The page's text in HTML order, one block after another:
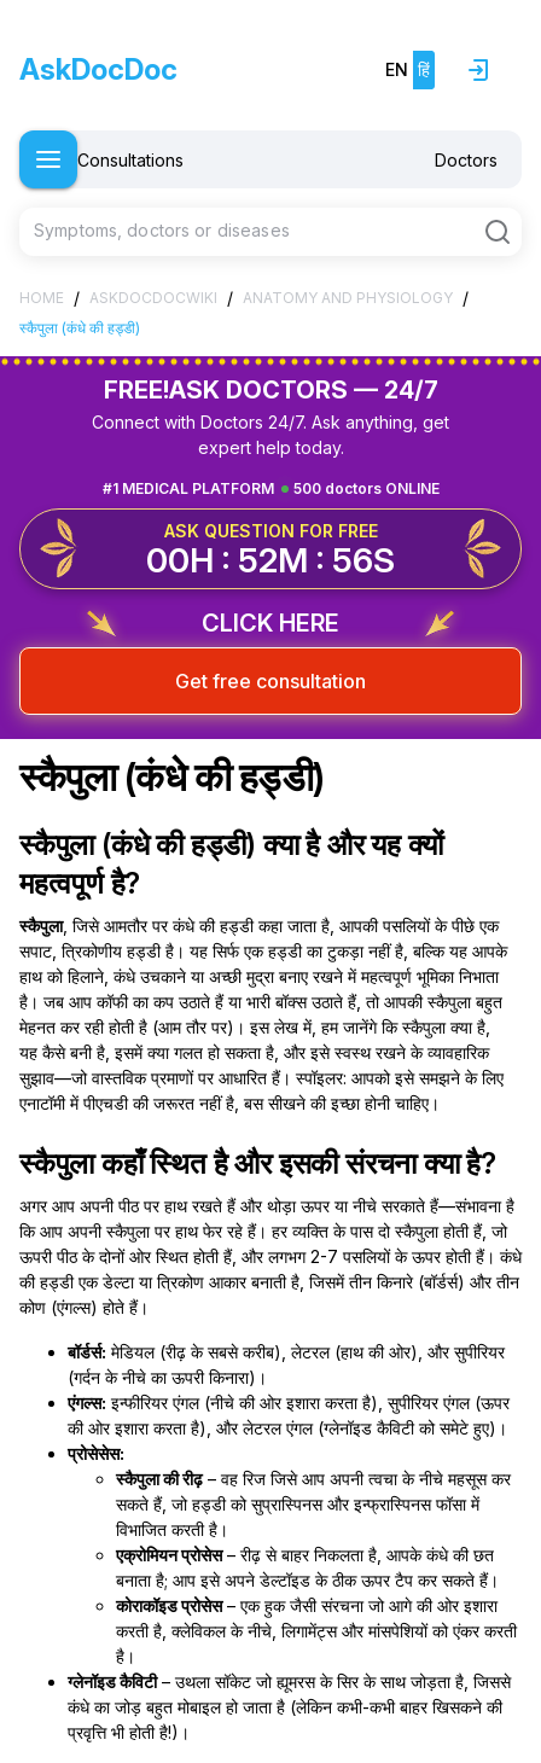
AskDocDoc EN हिं
Consultations Doctors
Symptoms, doctors or diseases
HOME / ASKDOCDOCWIKI / ANATOMY AND PHYSIOLOGY /
स्कैपुला (कंधे की हड्डी)
FREE!ASK DOCTORS — 24/7
Connect with Doctors 24/7. Ask anything, get
expert help today.
500 doctors ONLINE
#1 MEDICAL PLATFORM
ASK QUESTION FOR FREE
00H : 52M : 55S
CLICK HERE
Get free consultation
स्कैपुला (कंधे की हड्डी)
स्कैपुला (कंधे की हड्डी) क्या है और यह क्यों
महत्वपूर्ण है?
स्कैपुला, जिसे आमतौर पर कंधे की हड्डी कहा जाता है, आपकी पसलियों के पीछे एक
सपाट, त्रिकोणीय हड्डी है। यह सिर्फ एक हड्डी का टुकड़ा नहीं है, बल्कि यह आपके
हाथ को हिलाने, कंधे उचकाने या अच्छी मुद्रा बनाए रखने में महत्वपूर्ण भूमिका निभाता
है। जब आप कॉफी का कप उठाते हैं या भारी बॉक्स उठाते हैं, तो आपकी स्कैपुला बहुत
मेहनत कर रही होती है (आम तौर पर)। इस लेख में, हम जानेंगे कि स्कैपुला क्या है,
यह कैसे बनी है, इसमें क्या गलत हो सकता है, और इसे स्वस्थ रखने के व्यावहारिक
सुझाव—जो वास्तविक प्रमाणों पर आधारित हैं। स्पॉइलर: आपको इसे समझने के लिए
एनाटॉमी में पीएचडी की जरूरत नहीं है, बस सीखने की इच्छा होनी चाहिए।
स्कैपुला कहाँ स्थित है और इसकी संरचना क्या है?
अगर आप अपनी पीठ पर हाथ रखते हैं और थोड़ा ऊपर या नीचे सरकाते हैं—संभावना है
कि आप अपनी स्कैपुला पर हाथ फेर रहे हैं। हर व्यक्ति के पास दो स्कैपुला होती हैं, जो
ऊपरी पीठ के दोनों ओर स्थित होती हैं, और लगभग 2-7 पसलियों के ऊपर होती हैं। कंधे
की हड्डी एक डेल्टा या त्रिकोण आकार बनाती है, जिसमें तीन किनारे (बॉर्डर्स) और तीन
कोण (एंगल्स) होते हैं।
बॉर्डर्स: मेडियल (रीढ़ के सबसे करीब), लेटरल (हाथ की ओर), और सुपीरियर
(गर्दन के नीचे का ऊपरी किनारा)।
एंगल्स: इन्फीरियर एंगल (नीचे की ओर इशारा करता है), सुपीरियर एंगल (ऊपर
की ओर इशारा करता है), और लेटरल एंगल (ग्लेनॉइड कैविटी को समेटे हुए)।
प्रोसेसेस:
स्कैपुला की रीढ़– वह रिज जिसे आप अपनी त्वचा के नीचे महसूस कर
सकते हैं, जो हड्डी को सुप्रास्पिनस और इन्फ्रास्पिनस फॉसा में
विभाजित करती है।
एक्रोमियन प्रोसेस– रीढ़ से बाहर निकलता है, आपके कंधे की छत
बनाता है; आप इसे अपने डेल्टॉइड के ठीक ऊपर टैप कर सकते हैं।
कोराकॉइड प्रोसेस– एक हुक जैसी संरचना जो आगे की ओर इशारा
करती है, क्लेविकल के नीचे, लिगामेंट्स और मांसपेशियों को एंकर करती
है।
ग्लेनॉइड कैविटी– उथला सॉकेट जो ह्यूमरस के सिर के साथ जोड़ता है, जिससे
कंधे का जोड़ बहुत मोबाइल हो जाता है (लेकिन कभी-कभी बाहर खिसकने की
प्रवृत्ति भी होती है!)।